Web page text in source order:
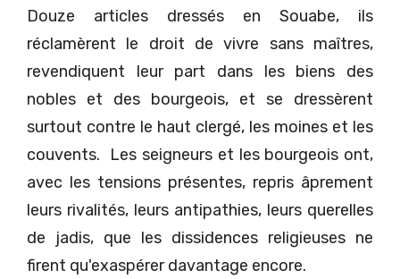
Douze articles dressés en Souabe, ils
réclamèrent le droit de vivre sans maîtres,
revendiquent leur part dans les biens des
nobles et des bourgeois, et se dressèrent
surtout contre le haut clergé, les moines et les
couvents. Les seigneurs et les bourgeois ont,
avec les tensions présentes, repris âprement
leurs rivalités, leurs antipathies, leurs querelles
de jadis, que les dissidences religieuses ne
firent qu'exaspérer davantage encore.